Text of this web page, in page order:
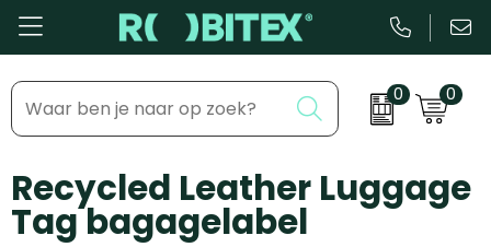
0 0
Bestsellers
Beurs & Event
Kantoor & Schrijfwaren
Inhaakmomenten
Feestdagen
Zakelijke evenementen
Recycled Leather Luggage
Tag bagagelabel